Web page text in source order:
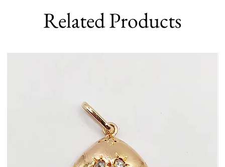
Related Products